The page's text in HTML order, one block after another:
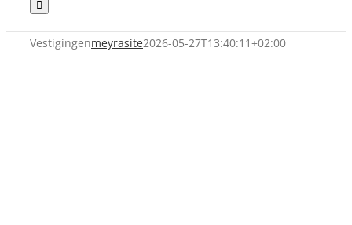
Vestigingenmeyrasite2026-05-27T13:40:11+02:00